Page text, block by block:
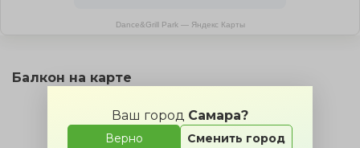
Ваш город Самара?
Верно Сменить город
Dance&Grill Park — Яндекс Карты
Балкон на карте